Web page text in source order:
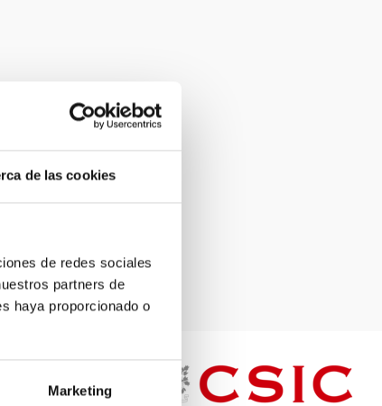
de las cookies
de redes sociales
partners de
haya proporcionado o
Marketing